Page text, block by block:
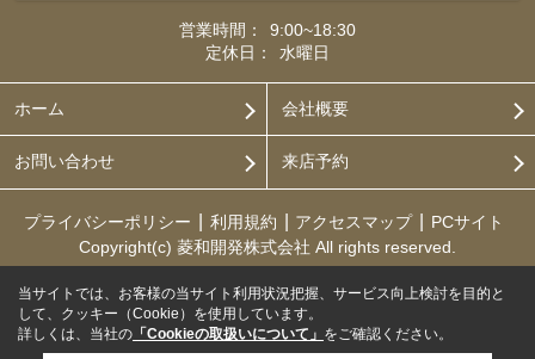
営業時間：
9:00~18:30
定休日：
水曜日
ホーム 会社概要
お問い合わせ 来店予約
プライバシーポリシー 利用規約 アクセスマップ
PCサイト
Copyright(c) 菱和開発株式会社 All rights reserved.
当サイトでは、お客様の当サイト利用状況把握、サービス向上検討を目的と
して、クッキー（Cookie）を使用しています。
詳しくは、当社の 「Cookieの取扱いについて」 をご確認ください。